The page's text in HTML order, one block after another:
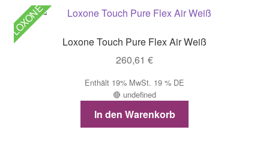
LOXONE
Loxone Touch Pure Flex Air Weiß
260,61 €
Enthält 19% MwSt. 19 % DE
🔴 undefined
In den Warenkorb